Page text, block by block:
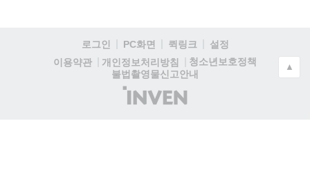
로그인 PC화면 퀵링크
설정
이용약관
개인정보처리방침
청소년보호정책
불법촬영물신고안내
(주)
인
▲